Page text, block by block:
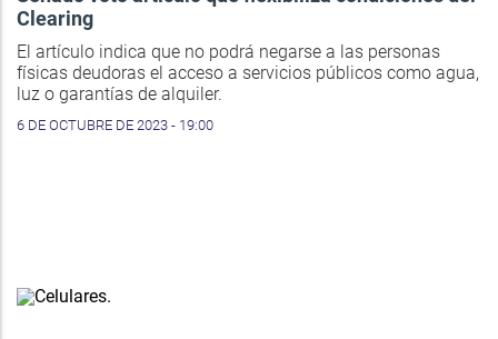
Clearing
El artículo indica que no podrá negarse a las personas
físicas deudoras el acceso a servicios públicos como agua,
luz o garantías de alquiler.
6 DE OCTUBRE DE 2023 - 19:00